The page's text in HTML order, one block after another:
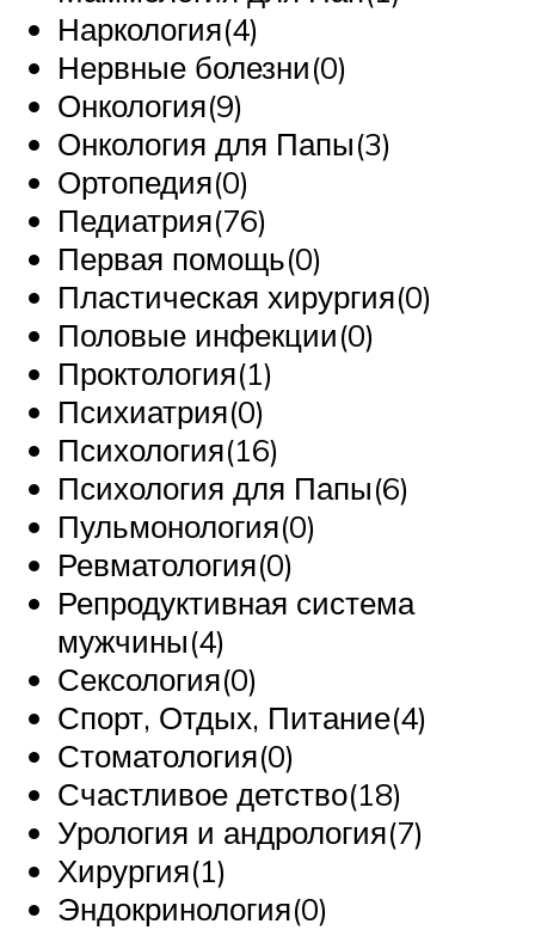
Наркология(4)
Нервные болезни(0)
Онкология(9)
Онкология для Папы(3)
Ортопедия(0)
Педиатрия(76)
Первая помощь(0)
Пластическая хирургия(0)
Половые инфекции(0)
Проктология(1)
Психиатрия(0)
Психология(16)
Психология для Папы(6)
Пульмонология(0)
Ревматология(0)
Репродуктивная система
мужчины(4)
Сексология(0)
Спорт, Отдых, Питание(4)
Стоматология(0)
Счастливое детство(18)
Урология и андрология(7)
Хирургия(1)
Эндокринология(0)